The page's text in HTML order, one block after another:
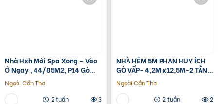
Nhà Hxh Mới Spa Xong – Vào
Ở Ngay , 44/85M2, P14 Gò
Vấp, Giá 4.X Tỷ
Ngoài Cần Thơ
2 tuần
3
NHÀ HẺM 5M PHAN HUY ÍCH
GÒ VẤP- 4,2M x12,5M-2 TẦNG
– GIÁ 4,4 TỶ
Ngoài Cần Thơ
2 tuần
2